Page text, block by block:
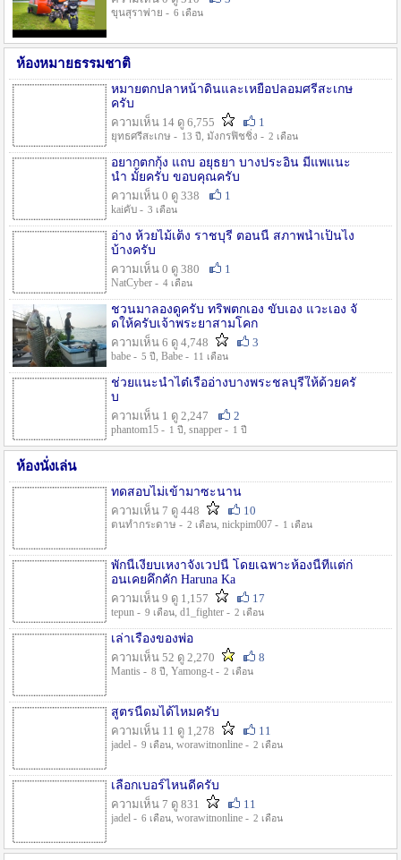
ขุนสุราพ่าย - 6 เดือน
ห้องหมายธรรมชาติ
หมายตกปลาหน้าดินและเหยื่อปลอมศรีสะเกษ
ครับ
ความเห็น 14 ดู 6,755
1
ยุทธศรีสะเกษ - 13 ปี , มังกรฟิชชิ่ง - 2 เดือน
อยากตกกุ้ง แถบ อยุธยา บางประอิน มีแพแนะ
นำ มั้ยครับ ขอบคุณครับ
ความเห็น 0 ดู 338
1
kaiคับ - 3 เดือน
อ่าง ห้วยไม้เต็ง ราชบุรี ตอนนี้ สภาพน้ำเป็นไง
บ้างครับ
ความเห็น 0 ดู 380
1
NatCyber - 4 เดือน
ชวนมาลองดูครับ ทริพตกเอง ขับเอง แวะเอง จั
ดให้ครับเจ้าพระยาสามโคก
ความเห็น 6 ดู 4,748
3
babe - 5 ปี , Babe - 11 เดือน
ช่วยแนะนำไต๋เรืออ่างบางพระชลบุรีให้ด้วยครั
บ
ความเห็น 1 ดู 2,247
2
phantom15 - 1 ปี , snapper - 1 ปี
ห้องนั่งเล่น
ทดสอบไม่เข้ามาซะนาน
ความเห็น 7 ดู 448
10
ตนทำกระดาษ - 2 เดือน, nickpim007 - 1 เดือน
พักนี้เงียบเหงาจังเวปนี้ โดยเฉพาะห้องนี้ที่แต่ก่
อนเคยคึกคัก Haruna Ka
ความเห็น 9 ดู 1,157
17
tepun - 9 เดือน, d1_fighter - 2 เดือน
เล่าเรื่องของพ่อ
ความเห็น 52 ดู 2,270
8
Mantis - 8 ปี , Yamong-t - 2 เดือน
สูตรนี้ดมได้ไหมครับ
ความเห็น 11 ดู 1,278
11
jadel - 9 เดือน, worawitnonline - 2 เดือน
เลือกเบอร์ไหนดีครับ
ความเห็น 7 ดู 831
11
jadel - 6 เดือน, worawitnonline - 2 เดือน